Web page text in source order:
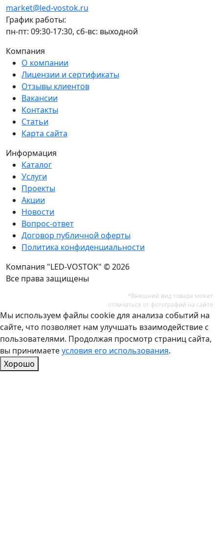
market@led-vostok.ru
График работы:
пн-пт: 09:30-17:30, сб-вс: выходной
Компания
О компании
Лицензии и сертификаты
Отзывы клиентов
Вакансии
Контакты
Статьи
Карта сайта
Информация
Каталог
Услуги
Проекты
Акции
Новости
Вопрос-ответ
Договор публичной оферты
Политика конфиденциальности
Компания "LED-VOSTOK" © 2026
Все права защищены
*Внешний вид товара может
отличаться от фотографий на сайте
Мы используем файлы cookie для анализа событий на
сайте, что позволяет нам улучшать взаимодействие с
пользователями. Продолжая просмотр страниц сайта,
вы принимаетеусловия его использования.
Хорошо